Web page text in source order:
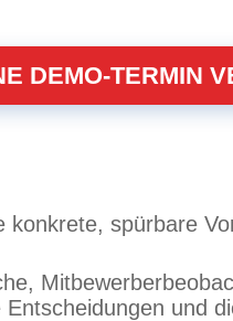
DEMO-TERMIN
spürbare
und